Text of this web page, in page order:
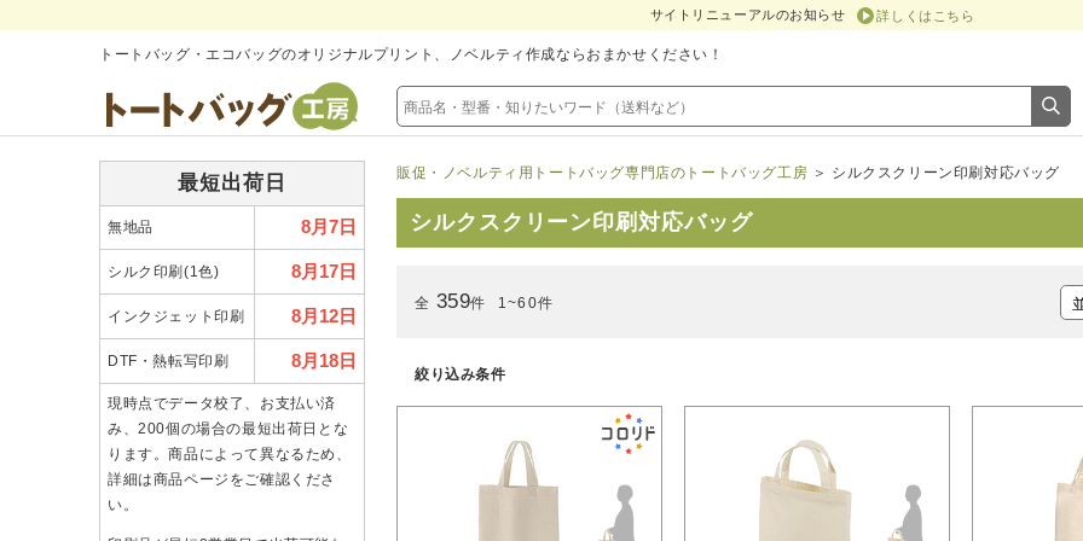
サイトリニューアルのお知らせ 詳しくはこちら
トートバッグ・エコバッグのオリジナルプリント、ノベルティ作成ならおまかせください！
最短出荷日
無地品 8月7日
シルク印刷(1色) 8月17日
インクジェット印刷 8月12日
DTF・熱転写印刷 8月18日
現時点でデータ校了、お支払い済
み、200個の場合の最短出荷日とな
ります。商品によって異なるため、
詳細は商品ページをご確認くださ
い。
販促・ノベルティ用トートバッグ専門店のトートバッグ工房 ＞ シルクスクリーン印刷対応バッグ
シルクスクリーン印刷対応バッグ
全 359件 1~60件
絞り込み条件